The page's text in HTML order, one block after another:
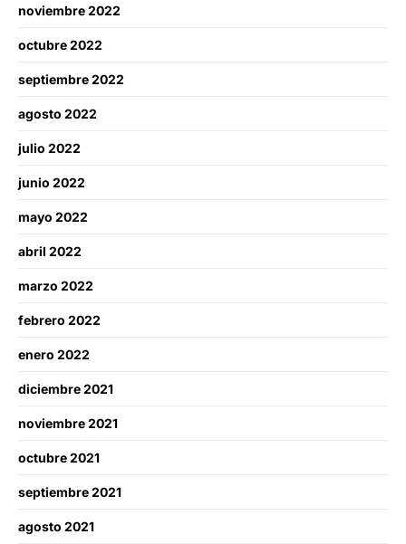
noviembre 2022
octubre 2022
septiembre 2022
agosto 2022
julio 2022
junio 2022
mayo 2022
abril 2022
marzo 2022
febrero 2022
enero 2022
diciembre 2021
noviembre 2021
octubre 2021
septiembre 2021
agosto 2021